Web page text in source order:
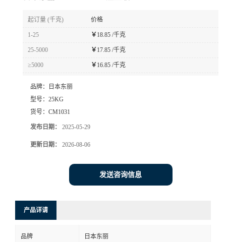
起订量 (千克) 价格
1-25 ￥18.85 /千克
25-5000 ￥17.85 /千克
≥5000 ￥16.85 /千克
品牌：
日本东丽
型号： 25KG
货号： CM1031
发布日期： 2025-05-29
更新日期： 2026-08-06
发送咨询信息
产品详请
品牌 日本东丽